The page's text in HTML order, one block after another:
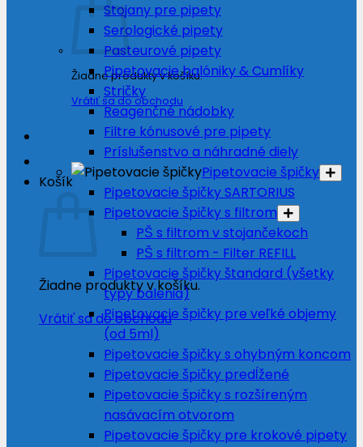
Žiadne produkty v košíku.
Vrátiť sa do obchodu
Košík
Žiadne produkty v košíku.
Vrátiť sa do obchodu
Stojany pre pipety
Serologické pipety
Pasteurové pipety
Pipetovacie balóniky & Cumlíky
Stričky
Reagenčné nádobky
Filtre kónusové pre pipety
Príslušenstvo a náhradné diely
Pipetovacie špičky
Pipetovacie špičky SARTORIUS
Pipetovacie špičky s filtrom
PŠ s filtrom v stojančekoch
PŠ s filtrom - Filter REFILL
Pipetovacie špičky štandard (všetky
typy balenia)
Pipetovacie špičky pre veľké objemy
(od 5ml)
Pipetovacie špičky s ohybným koncom
Pipetovacie špičky predĺžené
Pipetovacie špičky s rozšíreným
nasávacím otvorom
Pipetovacie špičky pre krokové pipety